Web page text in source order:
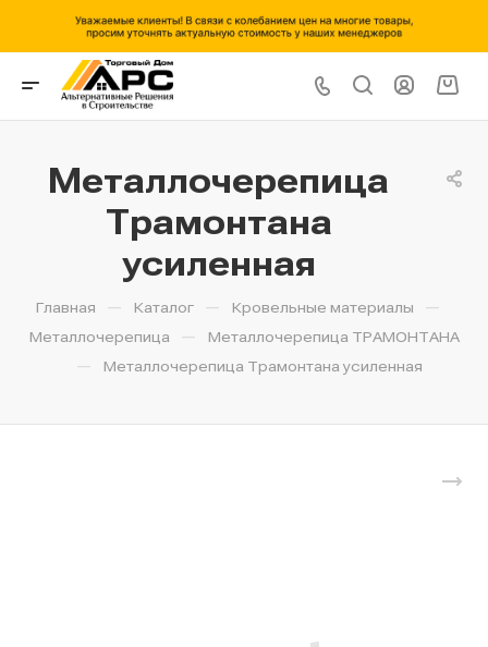
Металлочерепица
Трамонтана
усиленная
Главная — Каталог — Кровельные материалы —
Металлочерепица — Металлочерепица ТРАМОНТАНА
— Металлочерепица Трамонтана усиленная